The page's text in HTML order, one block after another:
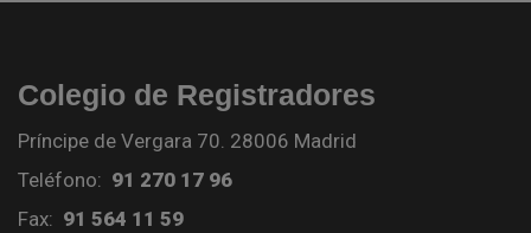
Colegio de Registradores
Príncipe de Vergara 70. 28006 Madrid
Teléfono: 91 270 17 96
Fax: 91 564 11 59